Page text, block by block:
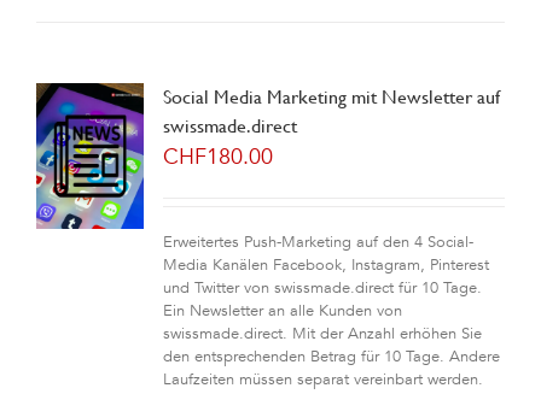
Social Media Marketing mit Newsletter auf
swissmade.direct
CHF180.00
Erweitertes Push-Marketing auf den 4 Social-
Media Kanälen Facebook, Instagram, Pinterest
und Twitter von swissmade.direct für 10 Tage.
Ein Newsletter an alle Kunden von
swissmade.direct. Mit der Anzahl erhöhen Sie
den entsprechenden Betrag für 10 Tage. Andere
Laufzeiten müssen separat vereinbart werden.